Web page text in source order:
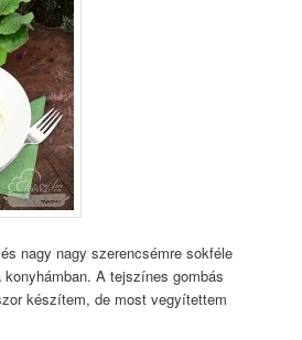
nagy nagy szerencsémre sokféle
A tejszínes gombás
készítem, de most vegyítettem